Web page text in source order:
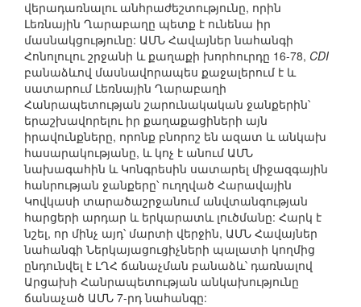
վերադառնալու անհրաժեշտությունը, որին
Լեռնային Ղարաբաղը պետք է ունենա իր
մասնակցությունը: ԱՄՆ Հավայներ նահանգի
Հոնոլուլու շրջանի և քաղաքի խորհուրդը 16-78, CDI
բանաձևով մասնավորապես քաջալերում է և
սատարում Լեռնային Ղարաբաղի
Հանրապետության շարունակական ջանքերին՝
երաշխավորելու իր քաղաքացիների այն
իրավունքները, որոնք բնորոշ են ազատ և անկախ
հասարակությանը, և կոչ է անում ԱՄՆ
նախագահին և Կոնգրեսին սատարել միջազգային
հանրության ջանքերը՝ ուղղված Հարավային
Կովկասի տարածաշրջանում անվտանգության
հարցերի արդար և երկարատև լուծմանը: Հարկ է
նշել, որ մինչ այդ՝ մարտի վերջին, ԱՄՆ Հավայներ
նահանգի Ներկայացուցիչների պալատի կողմից
ընդունվել է ԼՂՀ ճանաչման բանաձև՝ դառնալով
Արցախի Հանրապետության անկախությունը
ճանաչած ԱՄՆ 7-րդ նահանգը: